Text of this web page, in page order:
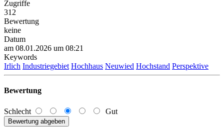
Zugriffe
312
Bewertung
keine
Datum
am 08.01.2026 um 08:21
Keywords
Irlich Industriegebiet Hochhaus Neuwied Hochstand Perspektive
Bewertung
Schlecht Gut